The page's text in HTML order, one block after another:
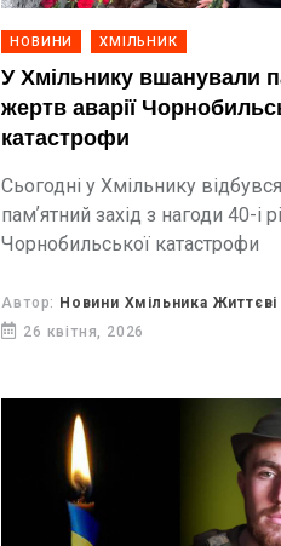
НОВИНИ ХМІЛЬНИК
У Хмільнику вшанували
жертв аварії
катастрофи
Сьогодні у Хмільнику відбувся
памʼятний захід з нагоди 40-і
Чорнобильської катастрофи
Автор: Новини Хмільника Життєві
26 квітня, 2026